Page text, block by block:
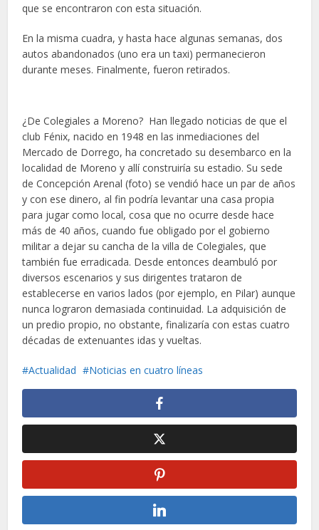
que se encontraron con esta situación.
En la misma cuadra, y hasta hace algunas semanas, dos
autos abandonados (uno era un taxi) permanecieron
durante meses. Finalmente, fueron retirados.
¿De Colegiales a Moreno? Han llegado noticias de que el
club Fénix, nacido en 1948 en las inmediaciones del
Mercado de Dorrego, ha concretado su desembarco en la
localidad de Moreno y allí construiría su estadio. Su sede
de Concepción Arenal (foto) se vendió hace un par de años
y con ese dinero, al fin podría levantar una casa propia
para jugar como local, cosa que no ocurre desde hace
más de 40 años, cuando fue obligado por el gobierno
militar a dejar su cancha de la villa de Colegiales, que
también fue erradicada. Desde entonces deambuló por
diversos escenarios y sus dirigentes trataron de
establecerse en varios lados (por ejemplo, en Pilar) aunque
nunca lograron demasiada continuidad. La adquisición de
un predio propio, no obstante, finalizaría con estas cuatro
décadas de extenuantes idas y vueltas.
Actualidad Noticias en cuatro líneas